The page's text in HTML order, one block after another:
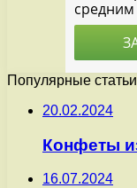
Популярные статьи
20.02.2024
Конфеты
16.07.2024